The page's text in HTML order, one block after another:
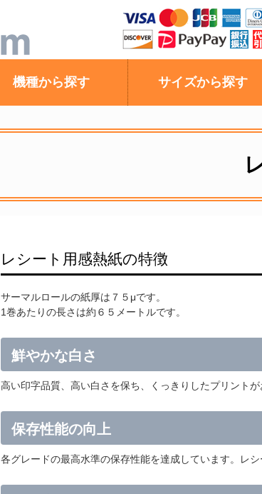
機種から探す サイズから探す
レシート用感熱紙の特徴
サーマルロールの紙厚は７５μです。
1巻あたりの長さは約６５メートルです。
鮮やかな白さ
高い印字品質、高い白さを保ち、くっきりしたプリントが
保存性能の向上
各グレードの最高水準の保存性能を達成しています。レ